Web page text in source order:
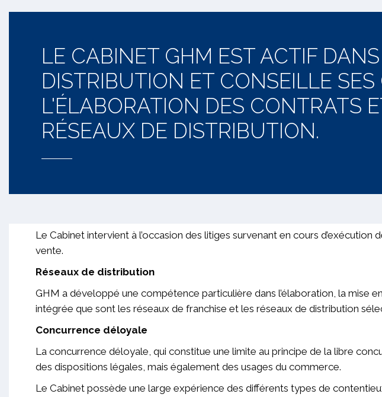
LE CABINET GHM EST ACTIF
DISTRIBUTION ET CONSEILLE
L'ÉLABORATION DES CONTRATS
RÉSEAUX DE DISTRIBUTION.
Le Cabinet intervient à l’occasion des litiges survenant en cours
vente.
Réseaux de distribution
GHM a développé une compétence particulière dans l’élaboration, la mise
intégrée que sont les réseaux de franchise et les réseaux de distribution
Concurrence déloyale
La concurrence déloyale, qui constitue une limite au principe de la libre
des dispositions légales, mais également des usages du commerce.
Le Cabinet possède une large expérience des différents types de